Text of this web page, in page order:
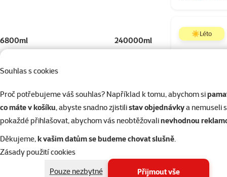
Souhlas s cookies
Proč potřebujeme váš souhlas? Například k tomu, abychom si
co máte v košíku, abyste snadno zjistilistav objednávkya nemuseli
pokaždé přihlašovat, abychom vás neobtěžovalinevhodnou
Děkujeme,k vašim datům se budeme chovat slušně.
Zásady použití cookies
Pouze nezbytné
Přijmout vše
6800ml 240000ml
Barva
Tvar akvária
Klasické
47
Kulaté
2
Panoramatické
Akvárium
☀️Léto